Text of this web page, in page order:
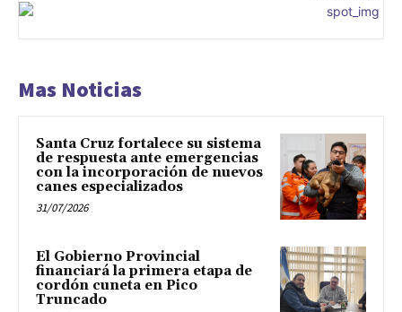
Mas Noticias
Santa Cruz fortalece su sistema
de respuesta ante emergencias
con la incorporación de nuevos
canes especializados
31/07/2026
El Gobierno Provincial
financiará la primera etapa de
cordón cuneta en Pico
Truncado